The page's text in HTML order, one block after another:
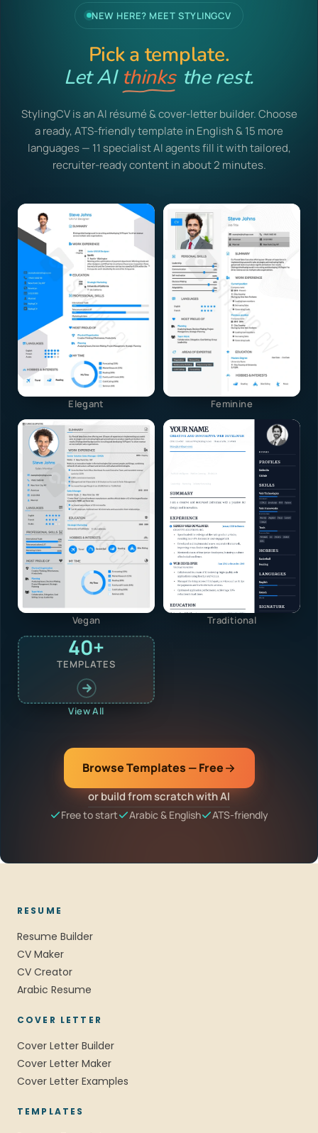
NEW HERE? MEET STYLINGCV
Pick a template.
Let AI writes the rest.
StylingCV is an AI résumé & cover-letter builder. Choose
a ready, ATS-friendly template in English & 15 more
languages — 11 specialist AI agents fill it with tailored,
recruiter-ready content in about 2 minutes.
Elegant Feminine
Vegan Traditional
40+
TEMPLATES
View All
Browse Templates — Free
or build from scratch with AI
Free to start Arabic & English ATS-friendly
RESUME
Resume Builder
CV Maker
CV Creator
Arabic Resume
COVER LETTER
Cover Letter Builder
Cover Letter Maker
Cover Letter Examples
TEMPLATES